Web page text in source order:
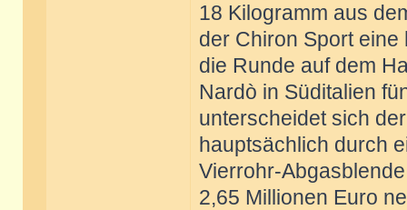
18 Kilogramm aus
der Chiron Sport
die Runde auf dem
Nardò in Süditalien
unterscheidet sich
hauptsächlich durch
Vierrohr-
2,65 Millionen Euro